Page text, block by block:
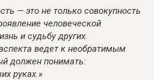
— это не только совокупность
человеческой
и судьбу других.
ведет к необратимым
должен понимать:
руках.»